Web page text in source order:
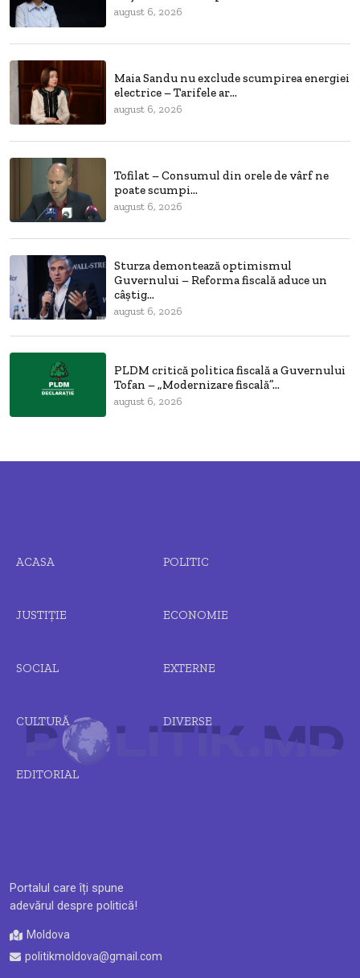
august 6, 2026
Maia Sandu nu exclude scumpirea energiei
electrice – Tarifele ar...
august 6, 2026
Tofilat – Consumul din orele de vârf ne
poate scumpi...
august 6, 2026
Sturza demontează optimismul
Guvernului – Reforma fiscală aduce un
câștig...
august 6, 2026
PLDM critică politica fiscală a Guvernului
Tofan – „Modernizare fiscală”...
august 6, 2026
Portalul care îți spune
adevărul despre politică!
Moldova
politikmoldova@gmail.com
ACASA POLITIC
JUSTIȚIE ECONOMIE
SOCIAL EXTERNE
CULTURĂ DIVERSE
EDITORIAL